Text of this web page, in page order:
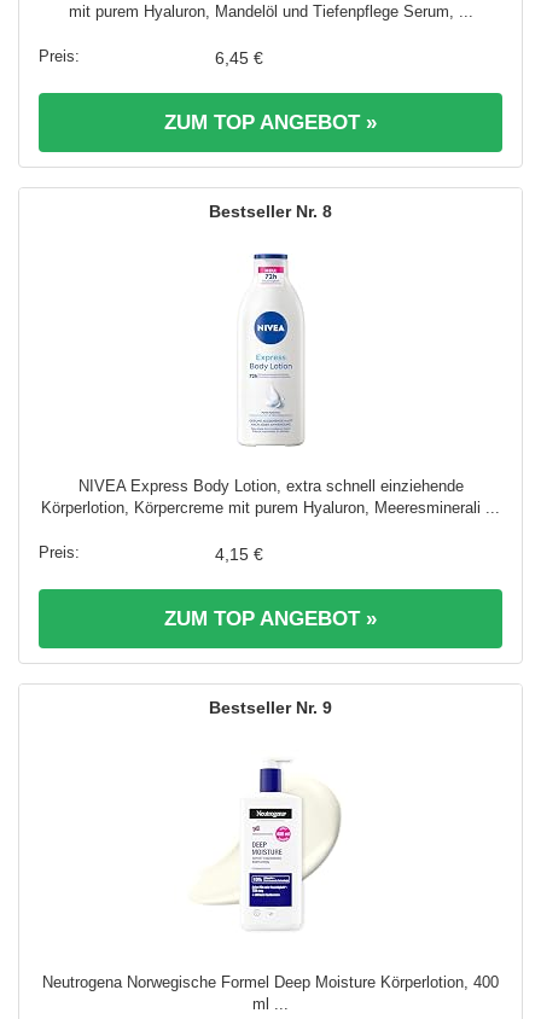
mit purem Hyaluron, Mandelöl und Tiefenpflege Serum, ...
6,45 €
ZUM TOP ANGEBOT »
8
NIVEA Express Body Lotion, extra schnell einziehende
Körperlotion, Körpercreme mit purem Hyaluron, Meeresminerali ...
4,15 €
ZUM TOP ANGEBOT »
9
Neutrogena Norwegische Formel Deep Moisture Körperlotion, 400
ml ...